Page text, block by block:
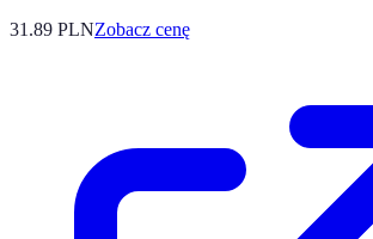
31.89 PLNZobacz cenę